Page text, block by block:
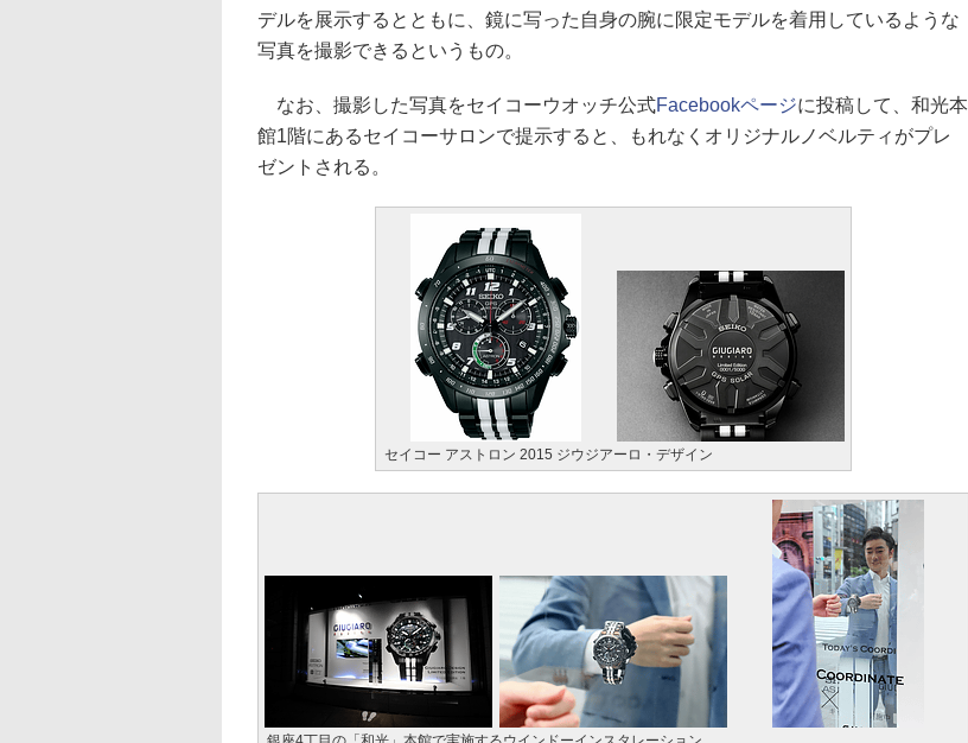
デルを展示するとともに、鏡に写った自身の腕に限定モデルを着用しているような
写真を撮影できるというもの。
なお、撮影した写真をセイコーウオッチ公式Facebookページに投稿して、和光本
館1階にあるセイコーサロンで提示すると、もれなくオリジナルノベルティがプレ
ゼントされる。
セイコー アストロン 2015 ジウジアーロ・デザイン